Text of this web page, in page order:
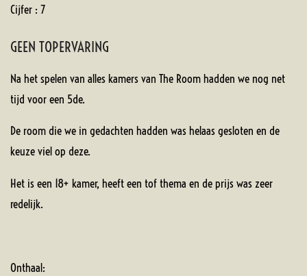
Cijfer : 7
GEEN TOPERVARING
Na het spelen van alles kamers van The Room hadden we nog net
tijd voor een 5de.
De room die we in gedachten hadden was helaas gesloten en de
keuze viel op deze.
Het is een 18+ kamer, heeft een tof thema en de prijs was zeer
redelijk.
Onthaal: